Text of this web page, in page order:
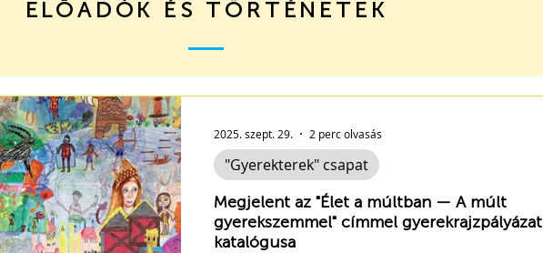
ELŐADÓK ÉS TÖRTÉNETEK
Megjelent az "Élet a múltban — A múlt
gyerekszemmel" címmel gyerekrajzpályázat
katalógusa
"Gyerekterek" csapat
2025. szept. 29. 2 perc olvasás